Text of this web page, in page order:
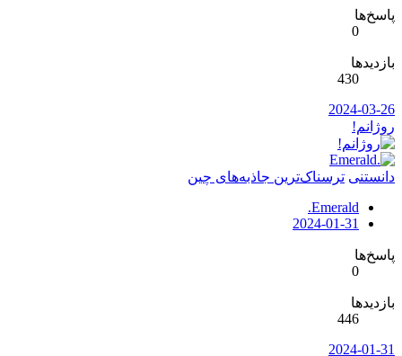
پاسخ‌ها
0
بازدیدها
430
2024-03-26
روژانم!
دانستنی ترسناک‌ترین جاذبه‌های چین
.Emerald
2024-01-31
پاسخ‌ها
0
بازدیدها
446
2024-01-31